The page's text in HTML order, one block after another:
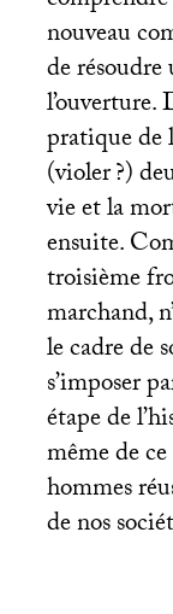
nouveau
de résoudre
l’ouverture.
pratique de
(violer?)
vie et la
ensuite.
troisième
marchand,
le cadre de
s’imposer
étape de
même de
hommes
de nos